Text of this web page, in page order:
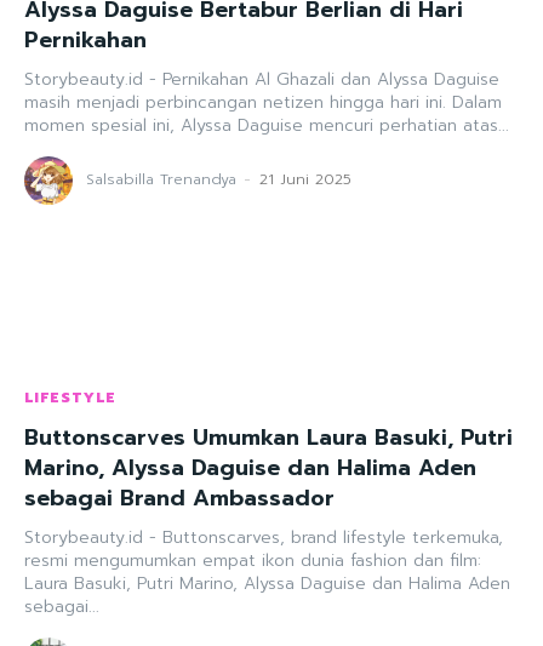
Alyssa Daguise Bertabur Berlian di Hari
Pernikahan
Storybeauty.id - Pernikahan Al Ghazali dan Alyssa Daguise
masih menjadi perbincangan netizen hingga hari ini. Dalam
momen spesial ini, Alyssa Daguise mencuri perhatian atas...
Salsabilla Trenandya - 21 Juni 2025
LIFESTYLE
Buttonscarves Umumkan Laura Basuki, Putri
Marino, Alyssa Daguise dan Halima Aden
sebagai Brand Ambassador
Storybeauty.id - Buttonscarves, brand lifestyle terkemuka,
resmi mengumumkan empat ikon dunia fashion dan film:
Laura Basuki, Putri Marino, Alyssa Daguise dan Halima Aden
sebagai...